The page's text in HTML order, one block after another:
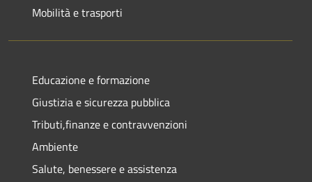
Mobilità e trasporti
Educazione e formazione
Giustizia e sicurezza pubblica
Tributi,finanze e contravvenzioni
Ambiente
Salute, benessere e assistenza